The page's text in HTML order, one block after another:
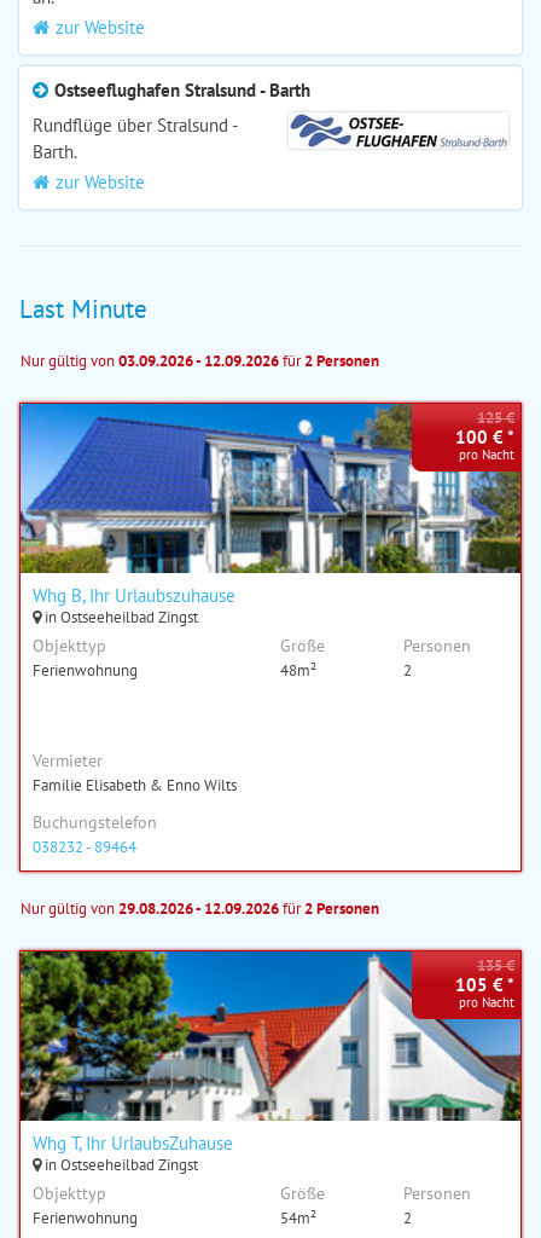
zur Website
Ostseeflughafen Stralsund - Barth
Rundflüge über Stralsund -
Barth.
zur Website
Last Minute
Nur gültig von03.09.2026 - 12.09.2026für2 Personen
Whg B, Ihr Urlaubszuhause
in Ostseeheilbad Zingst
Objekttyp
Ferienwohnung
Größe
48m²
Personen
2
125 €
100 € *
pro Nacht
Vermieter
Familie Elisabeth & Enno Wilts
Buchungstelefon
038232 - 89464
Nur gültig von29.08.2026 - 12.09.2026für2 Personen
Whg T, Ihr UrlaubsZuhause
in Ostseeheilbad Zingst
Objekttyp
Ferienwohnung
Größe
54m²
Personen
2
135 €
105 € *
pro Nacht